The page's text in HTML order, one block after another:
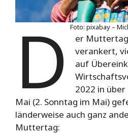
Foto: pixabay –
D
er
verankert,
auf
2022 in
Mai (2. Sonntag im Mai)
länderweise auch ganz
Muttertag: